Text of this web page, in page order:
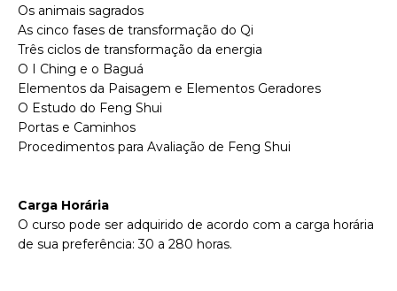
Os animais sagrados
As cinco fases de transformação do Qi
Três ciclos de transformação da energia
O I Ching e o Baguá
Elementos da Paisagem e Elementos Geradores
O Estudo do Feng Shui
Portas e Caminhos
Procedimentos para Avaliação de Feng Shui
Carga Horária
O curso pode ser adquirido de acordo com a carga horária
de sua preferência: 30 a 280 horas.